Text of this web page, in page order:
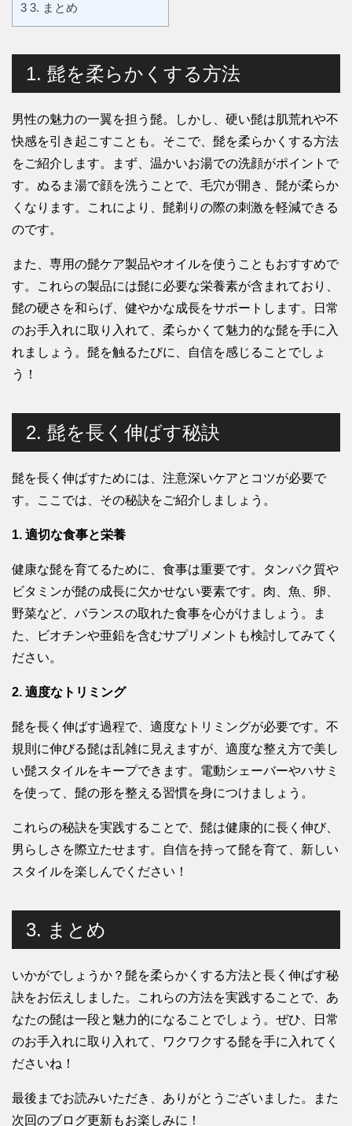
3 3. まとめ
1. 髭を柔らかくする方法
男性の魅力の一翼を担う髭。しかし、硬い髭は肌荒れや不
快感を引き起こすことも。そこで、髭を柔らかくする方法
をご紹介します。まず、温かいお湯での洗顔がポイントで
す。ぬるま湯で顔を洗うことで、毛穴が開き、髭が柔らか
くなります。これにより、髭剃りの際の刺激を軽減できる
のです。
また、専用の髭ケア製品やオイルを使うこともおすすめで
す。これらの製品には髭に必要な栄養素が含まれており、
髭の硬さを和らげ、健やかな成長をサポートします。日常
のお手入れに取り入れて、柔らかくて魅力的な髭を手に入
れましょう。髭を触るたびに、自信を感じることでしょ
う！
2. 髭を長く伸ばす秘訣
髭を長く伸ばすためには、注意深いケアとコツが必要で
す。ここでは、その秘訣をご紹介しましょう。
1. 適切な食事と栄養
健康な髭を育てるために、食事は重要です。タンパク質や
ビタミンが髭の成長に欠かせない要素です。肉、魚、卵、
野菜など、バランスの取れた食事を心がけましょう。ま
た、ビオチンや亜鉛を含むサプリメントも検討してみてく
ださい。
2. 適度なトリミング
髭を長く伸ばす過程で、適度なトリミングが必要です。不
規則に伸びる髭は乱雑に見えますが、適度な整え方で美し
い髭スタイルをキープできます。電動シェーバーやハサミ
を使って、髭の形を整える習慣を身につけましょう。
これらの秘訣を実践することで、髭は健康的に長く伸び、
男らしさを際立たせます。自信を持って髭を育て、新しい
スタイルを楽しんでください！
3. まとめ
いかがでしょうか？髭を柔らかくする方法と長く伸ばす秘
訣をお伝えしました。これらの方法を実践することで、あ
なたの髭は一段と魅力的になることでしょう。ぜひ、日常
のお手入れに取り入れて、ワクワクする髭を手に入れてく
ださいね！
最後までお読みいただき、ありがとうございました。また
次回のブログ更新もお楽しみに！